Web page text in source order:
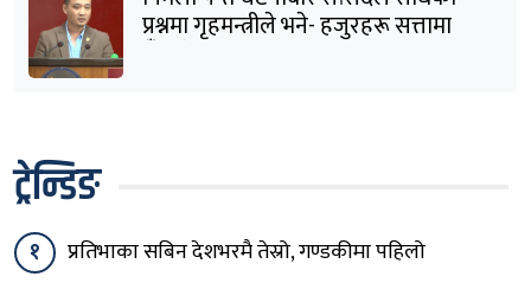
निर्मला पन्त घटनाबारे सांसदले सोधेको
ट्रेन्डिङ